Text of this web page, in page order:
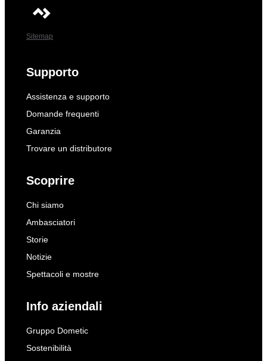
Sitemap
Supporto
Assistenza e supporto
Domande frequenti
Garanzia
Trovare un distributore
Scoprire
Chi siamo
Ambasciatori
Storie
Notizie
Spettacoli e mostre
Info aziendali
Gruppo Dometic
Sostenibilità